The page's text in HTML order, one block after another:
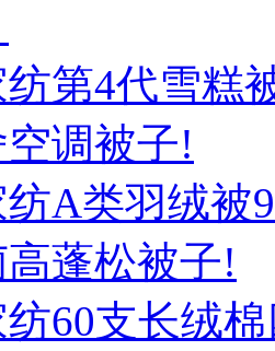
第4代雪糕
调被子!
A类羽绒被
蓬松被子!
60支长绒